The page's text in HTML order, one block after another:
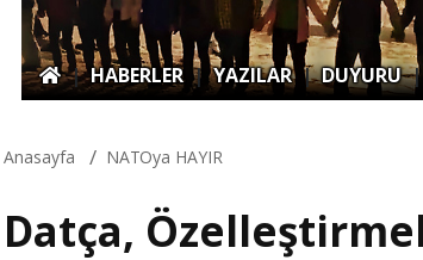
|HABERLER|YAZILAR|DUYURU|
Anasayfa NATOya HAYIR
Datça,